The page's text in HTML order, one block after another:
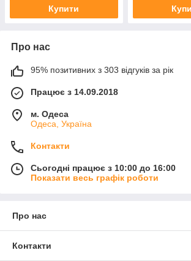
Купити
Про нас
95% позитивних з 303 відгуків за рік
Працює з 14.09.2018
м. Одеса
Одеса, Україна
Контакти
Сьогодні працює з 10:00 до 16:00
Показати весь графік роботи
Про нас
Контакти